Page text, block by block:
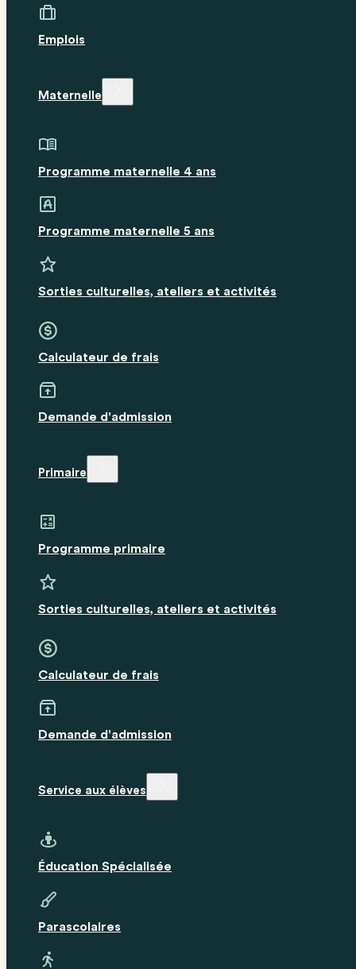
Emplois
Maternelle
Programme maternelle 4 ans
Programme maternelle 5 ans
Sorties culturelles, ateliers et activités
Calculateur de frais
Demande d'admission
Primaire
Programme primaire
Sorties culturelles, ateliers et activités
Calculateur de frais
Demande d'admission
Service aux élèves
Éducation Spécialisée
Parascolaires